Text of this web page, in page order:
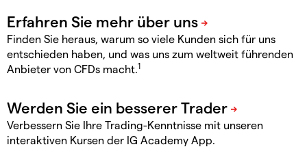
Finden Sie heraus, warum so viele Kunden sich für uns
entschieden haben, und was uns zum weltweit führenden
Anbieter von CFDs macht.1
Verbessern Sie Ihre Trading-Kenntnisse mit unseren
interaktiven Kursen der IG Academy App.